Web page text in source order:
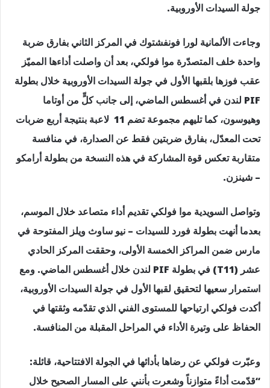
جولة السيدات الأوروبية.
وجاءت الألمانية لورا فونفشتوك في المركز الثاني بفارق ضربة
واحدة خلف المتصدّرة موا فولكي، بعد أن واصلت أداءها المميّز
عقب فوزها بلقبها الأول في جولة السيدات الأوروبية خلال بطولة
PIF لندن في أغسطس الماضي، إلى جانب كلٍّ من أوتاما
وهيوسون، كما تليهم مجموعة تضم 11 لاعبة بنتيجة أربع ضربات
تحت المعدّل، بفارق ضربتين فقط عن الصدارة، في منافسة
متقاربة تعكس قوة المشاركة في هذه النسخة من بطولة أرامكو
– شينزن.
وتواصل السويدية موا فولكي تقديم أداء متصاعد خلال الموسم،
بعدما أنهت بطولة فورد للسيدات – نيو ساوث ويلز المفتوحة في
مارس ضمن المراكز الخمسة الأولى، وحققت المركز الحادي
عشر (T11) في بطولة PIF لندن خلال أغسطس الماضي. ومع
استمرار سعيها لتحقيق لقبها الأول في جولة السيدات الأوروبية،
أكدت فولكي ارتياحها للمستوى الفني الذي تقدّمه وثقتها في
الحفاظ على وتيرة الأداء في المراحل المقبلة من المنافسة.
وعبّرت فولكي عن رضاها بأدائها في الجولة الافتتاحية، قائلة:
“قدّمت أداءً متوازناً وشعرت بأنني على المسار الصحيح خلال